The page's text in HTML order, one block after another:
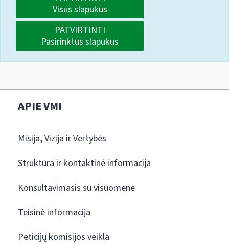
Visus slapukus
PATVIRTINTI
Pasirinktus slapukus
APIE VMI
Misija, Vizija ir Vertybės
Struktūra ir kontaktinė informacija
Konsultavimasis su visuomene
Teisinė informacija
Peticijų komisijos veikla